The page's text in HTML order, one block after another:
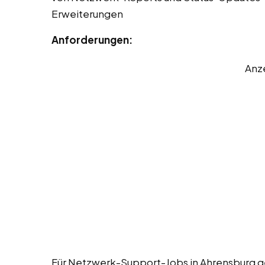
Erweiterungen
Anforderungen:
Für Netzwerk-Support-Jobs in Ahrensburg